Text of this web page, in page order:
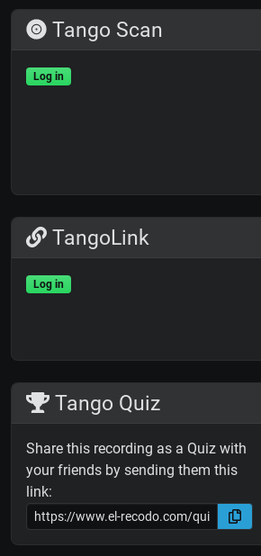
Tango Scan
Log in
TangoLink
Log in
Tango Quiz
Share this recording as a Quiz with
your friends by sending them this
link: